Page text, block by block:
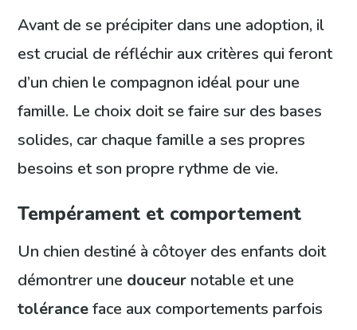
Avant de se précipiter dans une adoption, il
est crucial de réfléchir aux critères qui feront
d’un chien le compagnon idéal pour une
famille. Le choix doit se faire sur des bases
solides, car chaque famille a ses propres
besoins et son propre rythme de vie.
Tempérament et comportement
Un chien destiné à côtoyer des enfants doit
démontrer une douceur notable et une
toléranceface aux comportements parfois